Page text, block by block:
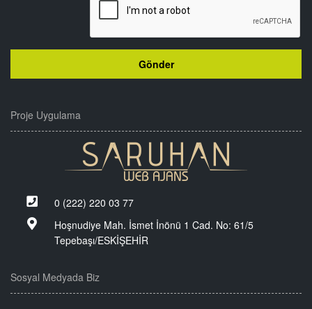
Proje Uygulama
0 (222) 220 03 77
Hoşnudiye Mah. İsmet İnönü 1 Cad. No: 61/5
Tepebaşı/ESKİŞEHİR
Sosyal Medyada Biz